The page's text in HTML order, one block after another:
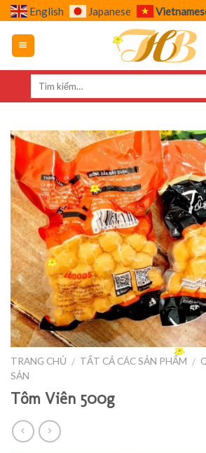
Skip
content
English Japanese
TRANG CHỦ / TẤT CẢ CÁC SẢN PHẨM /
SẢN
Tôm Viên 500g